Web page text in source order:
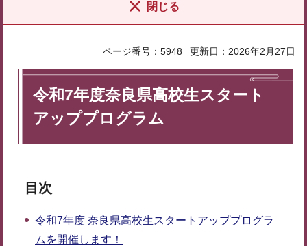
閉じる
ページ番号：5948 更新日：2026年2月27日
令和7年度奈良県高校生スタート
アッププログラム
目次
令和7年度 奈良県高校生スタートアッププログラ
ムを開催します！